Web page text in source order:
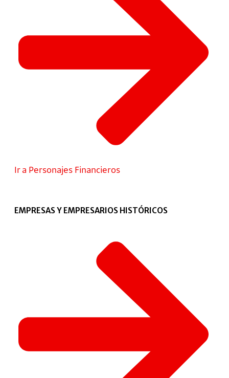
Ir a Personajes Financieros
EMPRESAS Y EMPRESARIOS HISTÓRICOS